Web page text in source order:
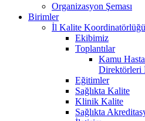
Organizasyon Şeması
Birimler
İl Kalite Koordinatörlüğü
Ekibimiz
Toplantılar
Kamu
Direktörleri
Eğitimler
Sağlıkta Kalite
Klinik Kalite
Sağlıkta